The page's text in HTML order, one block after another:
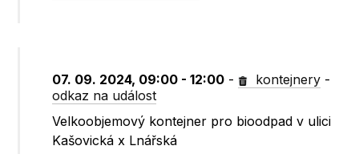
07. 09. 2024, 09:00 - 12:00 - kontejnery -
odkaz na událost
Velkoobjemový kontejner pro bioodpad v ulici
Kašovická x Lnářská